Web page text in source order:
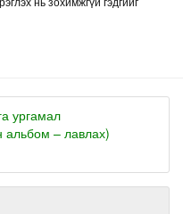
ургамал
альбом – лавлах)